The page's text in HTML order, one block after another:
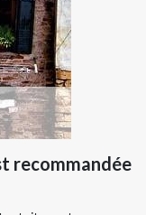
recommandée